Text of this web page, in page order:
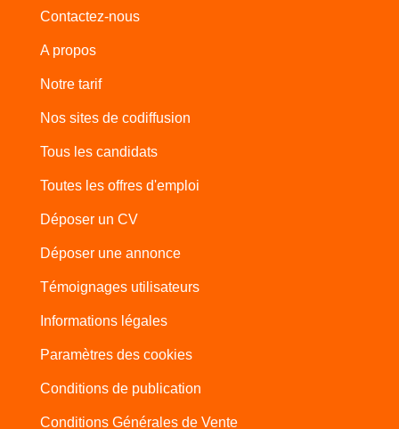
Contactez-nous
A propos
Notre tarif
Nos sites de codiffusion
Tous les candidats
Toutes les offres d'emploi
Déposer un CV
Déposer une annonce
Témoignages utilisateurs
Informations légales
Paramètres des cookies
Conditions de publication
Conditions Générales de Vente